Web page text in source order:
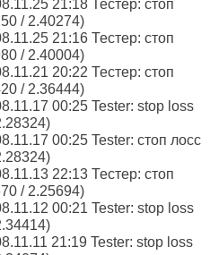
21:18 Тестер: стоп
/ 2.40274)
21:16 Тестер: стоп
/ 2.40004)
20:22 Тестер: стоп
/ 2.36444)
00:25 Tester: stop loss
00:25 Tester: стоп лосс
22:13 Тестер: стоп
/ 2.25694)
00:21 Tester: stop loss
21:19 Tester: stop loss